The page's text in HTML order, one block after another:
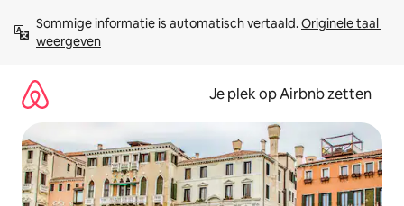
direct
naar
Sommige informatie is automatisch vertaald. Originele taal
weergeven
Je plek op Airbnb zetten